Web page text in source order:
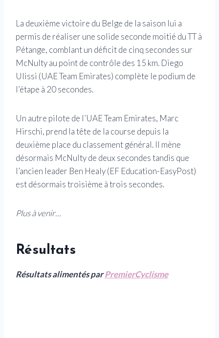
La deuxième victoire du Belge de la saison lui a
permis de réaliser une solide seconde moitié du TT à
Pétange, comblant un déficit de cinq secondes sur
McNulty au point de contrôle des 15 km. Diego
Ulissi (UAE Team Emirates) complète le podium de
l’étape à 20 secondes.
Un autre pilote de l’UAE Team Emirates, Marc
Hirschi, prend la tête de la course depuis la
deuxième place du classement général. Il mène
désormais McNulty de deux secondes tandis que
l’ancien leader Ben Healy (EF Education-EasyPost)
est désormais troisième à trois secondes.
Plus à venir…
Résultats
Résultats alimentés parPremierCyclisme